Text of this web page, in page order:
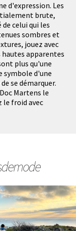
d'expression. Les
brute,
celui qui les
sombres et
jouez avec
hautes apparentes
plus qu'une
symbole d'une
se démarquer.
Martens le
le froid avec